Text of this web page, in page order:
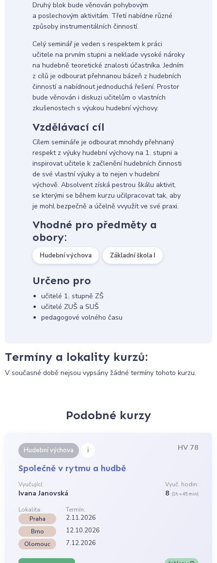
Druhý blok bude věnován pohybovým
a poslechovým aktivitám. Třetí nabídne různé
způsoby instrumentálních činností.
Celý seminář je veden s respektem k práci
učitele na prvním stupni a neklade vysoké nároky
na hudebně teoretické znalosti účastníka. Jedním
z cílů je odbourat přehnanou bázeň z hudebních
činností a nabídnout jednoduchá řešení. Prostor
bude věnován i diskuzi učitelům o vlastních
zkušenostech s výukou hudební výchovy.
Vzdělávací cíl
Cílem semináře je odbourat mnohdy přehnaný
respekt z výuky hudební výchovy na 1. stupni a
inspirovat učitele k začlenění hudebních činnosti
de své vlastní výuky a to nejen v hudební
výchově. Absolvent získá pestrou škálu aktivit,
se kterými se během kurzu učilpracovat tak, aby
je mohl bezpečně a účelně vvyužít ve své praxi.
Vhodné pro předměty a
obory:
Hudební výchova Základní škola I
Určeno pro
učitelé 1. stupně ZŠ
učitelé ZUŠ a SUŠ
pedagogové volného času
Termíny a lokality kurzů:
V současné době nejsou vypsány žádné termíny tohoto kurzu.
Podobné kurzy
Hudební výchova i HV 78
Společně v rytmu a hudbě
Vyučující:
Ivana Janovská
Vyuč. hodin:
8 (1h = 45 min)
Lokalita:
Termín:
Praha
2.11.2026
Brno 12.10.2026
Olomouc 7.12.2026